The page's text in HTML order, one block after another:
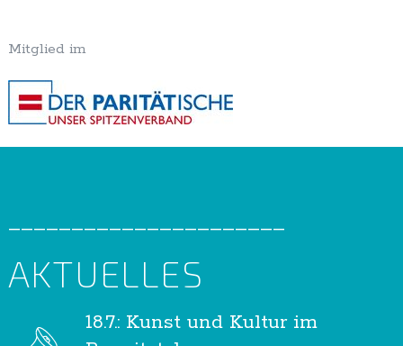
Mitglied im
______________________
AKTUELLES
18.7.: Kunst und Kultur im